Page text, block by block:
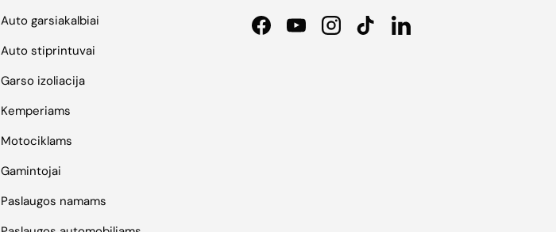
Auto garsiakalbiai
Auto stiprintuvai
Garso izoliacija
Kemperiams
Motociklams
Gamintojai
Paslaugos namams
FacebookYouTubeInstagramTikTokLinkedIn